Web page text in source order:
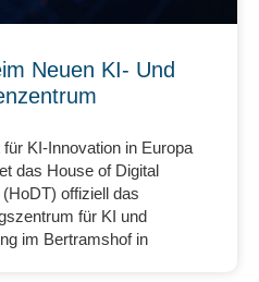
Neuen KI- Und
KI-Innovation in Europa
das House of Digital
offiziell das
für KI und
im Bertramshof in